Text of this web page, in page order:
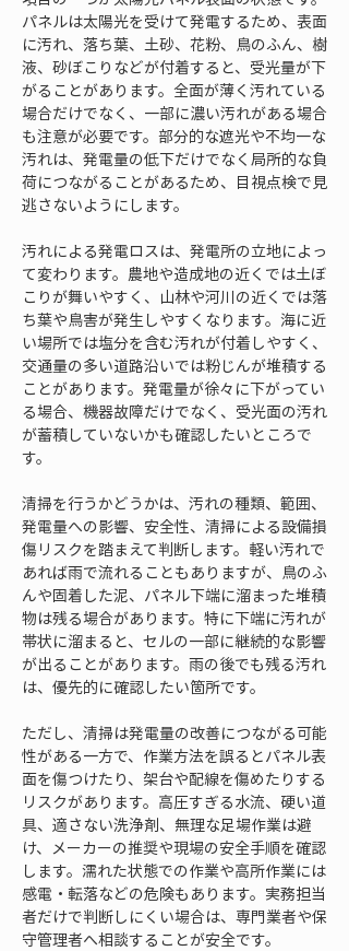
パネルは太陽光を受けて発電するため、表面
に汚れ、落ち葉、土砂、花粉、鳥のふん、樹
液、砂ぼこりなどが付着すると、受光量が下
がることがあります。全面が薄く汚れている
場合だけでなく、一部に濃い汚れがある場合
も注意が必要です。部分的な遮光や不均一な
汚れは、発電量の低下だけでなく局所的な負
荷につながることがあるため、目視点検で見
逃さないようにします。
汚れによる発電ロスは、発電所の立地によっ
て変わります。農地や造成地の近くでは土ぼ
こりが舞いやすく、山林や河川の近くでは落
ち葉や鳥害が発生しやすくなります。海に近
い場所では塩分を含む汚れが付着しやすく、
交通量の多い道路沿いでは粉じんが堆積する
ことがあります。発電量が徐々に下がってい
る場合、機器故障だけでなく、受光面の汚れ
が蓄積していないかも確認したいところで
す。
清掃を行うかどうかは、汚れの種類、範囲、
発電量への影響、安全性、清掃による設備損
傷リスクを踏まえて判断します。軽い汚れで
あれば雨で流れることもありますが、鳥のふ
んや固着した泥、パネル下端に溜まった堆積
物は残る場合があります。特に下端に汚れが
帯状に溜まると、セルの一部に継続的な影響
が出ることがあります。雨の後でも残る汚れ
は、優先的に確認したい箇所です。
ただし、清掃は発電量の改善につながる可能
性がある一方で、作業方法を誤るとパネル表
面を傷つけたり、架台や配線を傷めたりする
リスクがあります。高圧すぎる水流、硬い道
具、適さない洗浄剤、無理な足場作業は避
け、メーカーの推奨や現場の安全手順を確認
します。濡れた状態での作業や高所作業には
感電・転落などの危険もあります。実務担当
者だけで判断しにくい場合は、専門業者や保
守管理者へ相談することが安全です。